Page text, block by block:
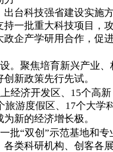
台科技强省建设实施
一批重大科技项目，
企产学研用合作，促
。聚焦培育新兴产业、
新政策先行先试。
经济开发区、15个高新
旅游度假区、17个大学
新的经济增长极。
批“双创”示范基地和专
类科研机构、创客各